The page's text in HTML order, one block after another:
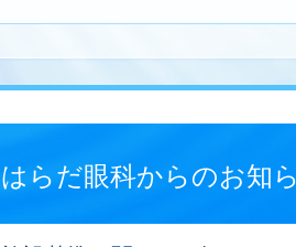
はらだ眼科からのお知